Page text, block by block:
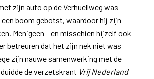
zijn auto op de Verhuellweg was
boom gebotst, waardoor hij zijn
Menigeen – en misschien hijzelf ook –
betreuren dat het zijn nek niet was
zijn nauwe samenwerking met de
de verzetskrant Vrij Nederland